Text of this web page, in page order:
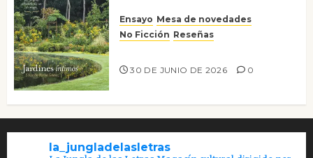
Ensayo Mesa de novedades
No Ficción Reseñas
30 DE JUNIO DE 2026 0
la_jungladelasletras